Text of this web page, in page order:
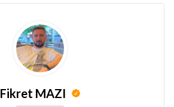
Fikret MAZI